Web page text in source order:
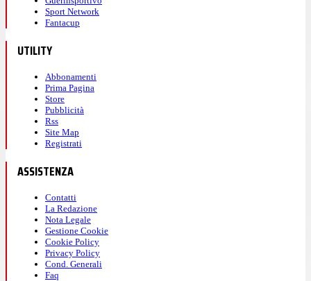
Sport Network
Fantacup
UTILITY
Abbonamenti
Prima Pagina
Store
Pubblicità
Rss
Site Map
Registrati
ASSISTENZA
Contatti
La Redazione
Nota Legale
Gestione Cookie
Cookie Policy
Privacy Policy
Cond. Generali
Faq